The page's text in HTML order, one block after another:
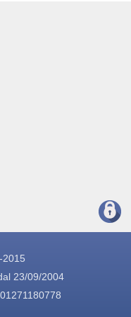
23/09/2004